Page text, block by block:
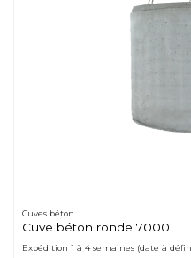
Cuves béton
Cuve béton ronde 7000L
Expédition 1 à 4 semaines (date à